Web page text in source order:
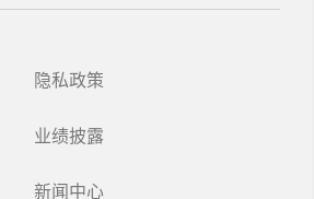
隐私政策
业绩披露
新闻中心